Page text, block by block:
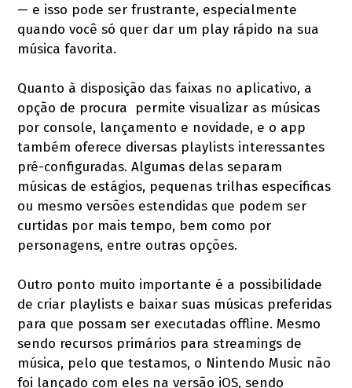
— e isso pode ser frustrante, especialmente
quando você só quer dar um play rápido na sua
música favorita.
Quanto à disposição das faixas no aplicativo, a
opção de procura permite visualizar as músicas
por console, lançamento e novidade, e o app
também oferece diversas playlists interessantes
pré-configuradas. Algumas delas separam
músicas de estágios, pequenas trilhas específicas
ou mesmo versões estendidas que podem ser
curtidas por mais tempo, bem como por
personagens, entre outras opções.
Outro ponto muito importante é a possibilidade
de criar playlists e baixar suas músicas preferidas
para que possam ser executadas offline. Mesmo
sendo recursos primários para streamings de
música, pelo que testamos, o Nintendo Music não
foi lançado com eles na versão iOS, sendo